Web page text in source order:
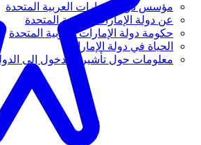
مؤسس دولة الإمارات العربية المتحدة
عن دولة الإمارات العربية المتحدة
حكومة دولة الإمارات العربية المتحدة
الحياة في دولة الإمارات
معلومات حول تأشيرة الدخول إلى